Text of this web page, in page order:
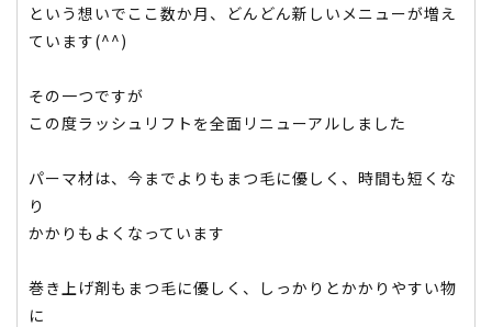
という想いでここ数か月、どんどん新しいメニューが増え
ています(^^)
その一つですが
この度ラッシュリフトを全面リニューアルしました
パーマ材は、今までよりもまつ毛に優しく、時間も短くな
り
かかりもよくなっています
巻き上げ剤もまつ毛に優しく、しっかりとかかりやすい物
に